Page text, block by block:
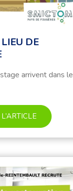
DE
arrivent dans le